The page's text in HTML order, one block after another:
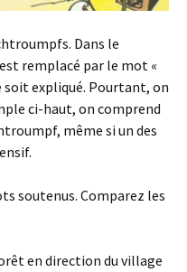
Dans le
remplacé par le mot «
soit expliqué. Pourtant, on
ci-haut, on comprend
même si un des
soutenus. Comparez les
en direction du village